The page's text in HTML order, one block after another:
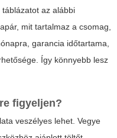
az alábbi
mit tartalmaz a csomag,
garancia időtartama,
Így könnyebb lesz
figyeljen?
veszélyes lehet. Vegye